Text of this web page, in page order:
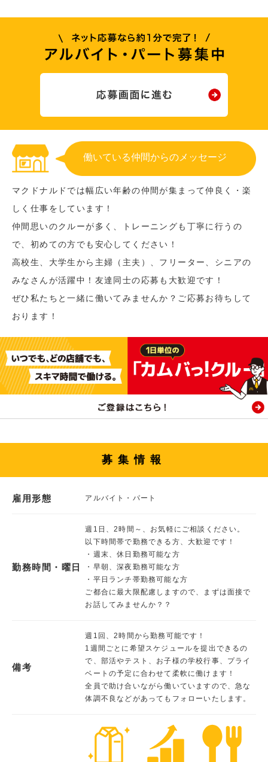
働いている仲間からのメッセージ
マクドナルドでは幅広い年齢の仲間が集まって仲良く・楽
しく仕事をしています！
仲間思いのクルーが多く、トレーニングも丁寧に行うの
で、初めての方でも安心してください！
高校生、大学生から主婦（主夫）、フリーター、シニアの
みなさんが活躍中！友達同士の応募も大歓迎です！
ぜひ私たちと一緒に働いてみませんか？ご応募お待ちして
おります！
募集情報
雇用形態 アルバイト・パート
勤務時間・曜日
週1日、2時間～、お気軽にご相談ください。
以下時間帯で勤務できる方、大歓迎です！
・週末、休日勤務可能な方
・早朝、深夜勤務可能な方
・平日ランチ帯勤務可能な方
ご都合に最大限配慮しますので、まずは面接で
お話してみませんか？？
備考
週1回、2時間から勤務可能です！
1週間ごとに希望スケジュールを提出できるの
で、部活やテスト、お子様の学校行事、プライ
ベートの予定に合わせて柔軟に働けます！
全員で助け合いながら働いていますので、急な
体調不良などがあってもフォローいたします。